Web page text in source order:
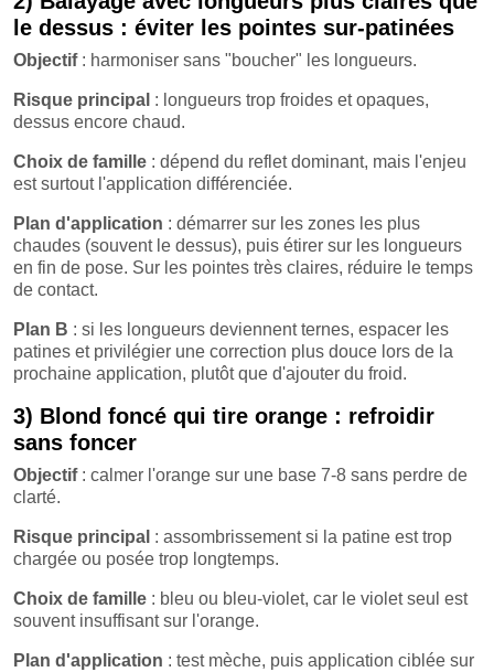
le dessus : éviter les pointes sur-patinées
Objectif: harmoniser sans "boucher" les longueurs.
Risque principal : longueurs trop froides et opaques,
dessus encore chaud.
Choix de famille : dépend du reflet dominant, mais l'enjeu
est surtout l'application différenciée.
Plan d'application : démarrer sur les zones les plus
chaudes (souvent le dessus), puis étirer sur les longueurs
en fin de pose. Sur les pointes très claires, réduire le temps
de contact.
Plan B : si les longueurs deviennent ternes, espacer les
patines et privilégier une correction plus douce lors de la
prochaine application, plutôt que d'ajouter du froid.
3) Blond foncé qui tire orange : refroidir
sans foncer
Objectif: calmer l'orange sur une base 7-8 sans perdre de
clarté.
Risque principal : assombrissement si la patine est trop
chargée ou posée trop longtemps.
Choix de famille : bleu ou bleu-violet, car le violet seul est
souvent insuffisant sur l'orange.
Plan d'application : test mèche, puis application ciblée sur